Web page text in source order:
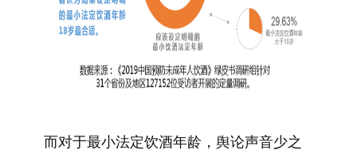
而对于最小法定饮酒年龄，舆论声音少之